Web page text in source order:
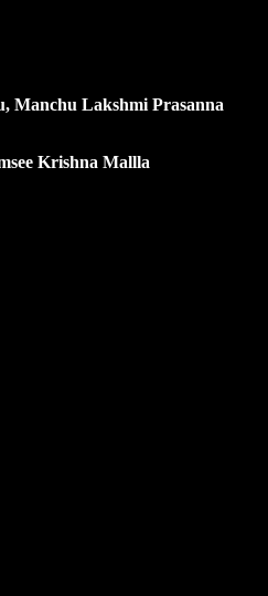
Manchu Lakshmi Prasanna
Krishna Mallla